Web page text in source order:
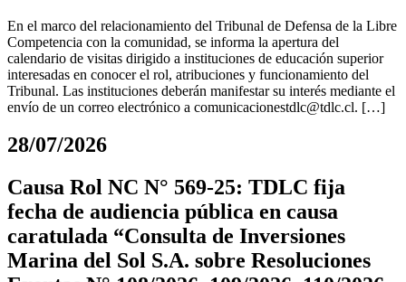
En el marco del relacionamiento del Tribunal de Defensa de la Libre
Competencia con la comunidad, se informa la apertura del
calendario de visitas dirigido a instituciones de educación superior
interesadas en conocer el rol, atribuciones y funcionamiento del
Tribunal. Las instituciones deberán manifestar su interés mediante el
envío de un correo electrónico a comunicacionestdlc@tdlc.cl. […]
28/07/2026
Causa Rol NC N° 569-25: TDLC fija
fecha de audiencia pública en causa
caratulada “Consulta de Inversiones
Marina del Sol S.A. sobre Resoluciones